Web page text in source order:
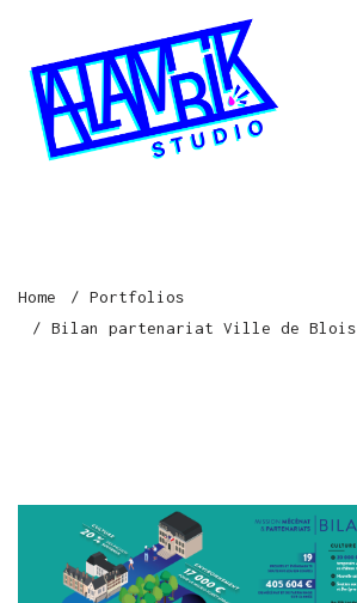
Home
Portfolios
Bilan partenariat Ville de Blois